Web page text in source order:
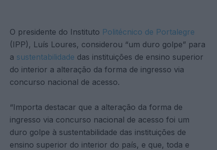
O presidente do Instituto Politécnico de Portalegre
(IPP), Luís Loures, considerou “um duro golpe” para
a sustentabilidade das instituições de ensino superior
do interior a alteração da forma de ingresso via
concurso nacional de acesso.
“Importa destacar que a alteração da forma de
ingresso via concurso nacional de acesso foi um
duro golpe à sustentabilidade das instituições de
ensino superior do interior do país, e que, toda e